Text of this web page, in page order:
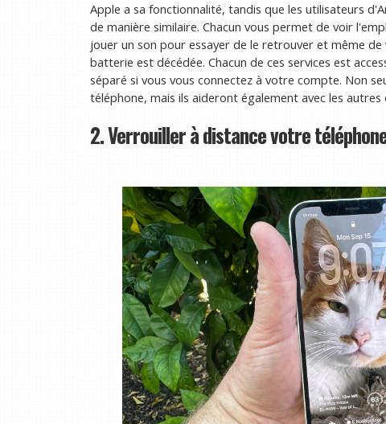
Apple a sa fonctionnalité, tandis que les utilisateurs
de manière similaire. Chacun vous permet de voir
jouer un son pour essayer de le retrouver et même
batterie est décédée. Chacun de ces services est
séparé si vous vous connectez à votre compte. Non
téléphone, mais ils aideront également avec les
2. Verrouiller à distance votre